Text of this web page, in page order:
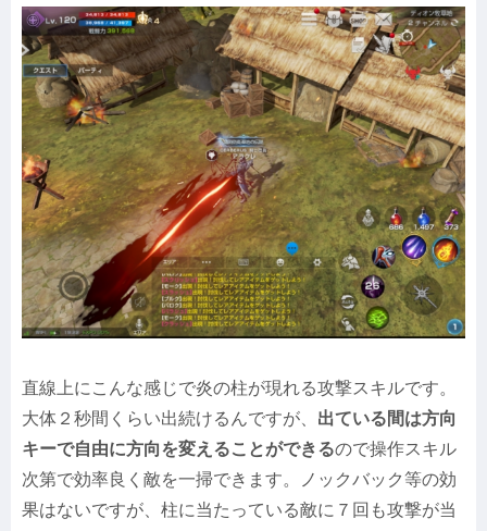
直線上にこんな感じで炎の柱が現れる攻撃スキルです。
大体２秒間くらい出続けるんですが、 出ている間は方向
キーで自由に方向を変えることができるので操作スキル
次第で効率良く敵を一掃できます。ノックバック等の効
果はないですが、柱に当たっている敵に７回も攻撃が当